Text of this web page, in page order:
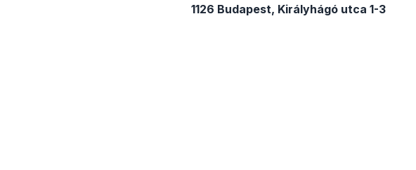
1126 Budapest, Királyhágó utca 1-3